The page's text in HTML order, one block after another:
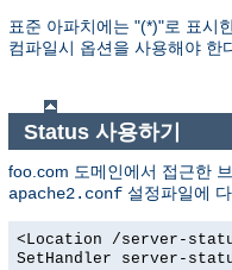
표준 아파치에는 "(*)"로 표시
컴파일시 옵션을 사용해야 한
Status 사용하기
foo.com 도메인에서 접근한
apache2.conf 설정파일에
<Location /server-
SetHandler server-